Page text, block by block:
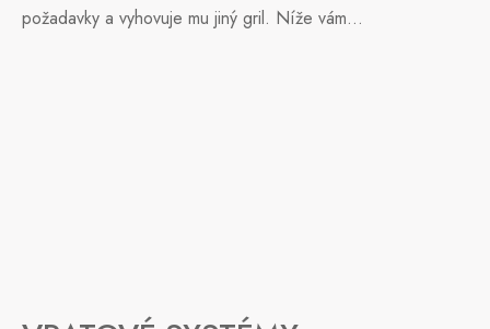
požadavky a vyhovuje mu jiný gril. Níže vám...